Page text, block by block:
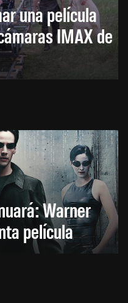
una película
IMAX de
Warner
película